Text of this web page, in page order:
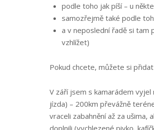
podle toho jak píší – u
samozřejmě také podle
a v neposlední řadě si tam
vzhlížet)
Pokud chcete, můžete si
V září jsem s kamarádem vyjel
jízda) – 200km převážně
vraceli zabahnění až za ušima,
doplnili (vychlezené pivko,